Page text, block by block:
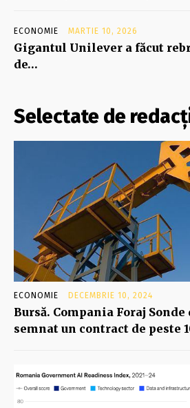
ECONOMIE MARTIE 10, 2026
Gigantul Unilever a făcut
de…
Selectate de
ECONOMIE DECEMBRIE 10, 2024
Bursă. Compania Foraj
semnat un contract de peste